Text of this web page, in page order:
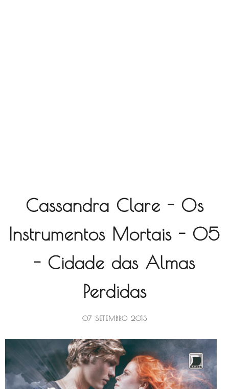
Cassandra Clare - Os
Instrumentos Mortais - 05
- Cidade das Almas
Perdidas
07 SETEMBRO 2013